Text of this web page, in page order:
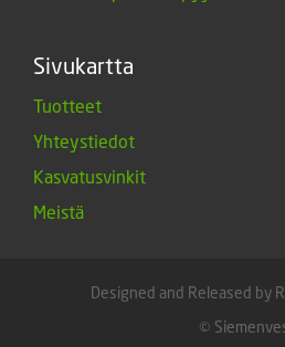
Sivukartta
Tuotteet
Yhteystiedot
Kasvatusvinkit
Meistä
Designed and Released by
©